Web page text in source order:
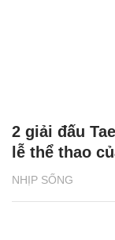
NHỊP SỐNG
2 giải đấu
lễ thể thao